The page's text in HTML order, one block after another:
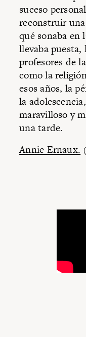
suceso
reconstruir
qué sonaba en
llevaba
profesores de
como la
esos años, la
la
maravilloso y
una tarde.
Annie Ernaux.